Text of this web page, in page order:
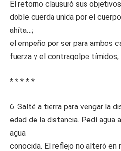
El retorno clausuró sus
doble cuerda unida por el
ahíta…;
el empeño por ser para ambos
fuerza y el contragolpe tímidos,
* * * * *
6. Salté a tierra para vengar la
edad de la distancia. Pedí agua
agua
conocida. El reflejo no alteró en